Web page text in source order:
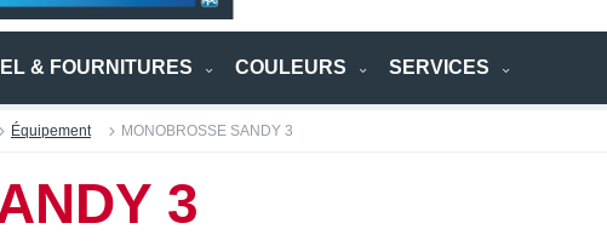
& FOURNITURES COULEURS SERVICES
Équipement MONOBROSSE SANDY 3
3